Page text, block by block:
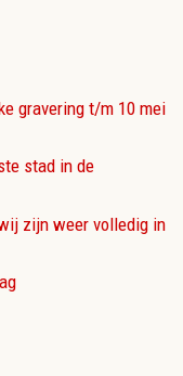
gravering t/m 10 mei
stad in de
zijn weer volledig in